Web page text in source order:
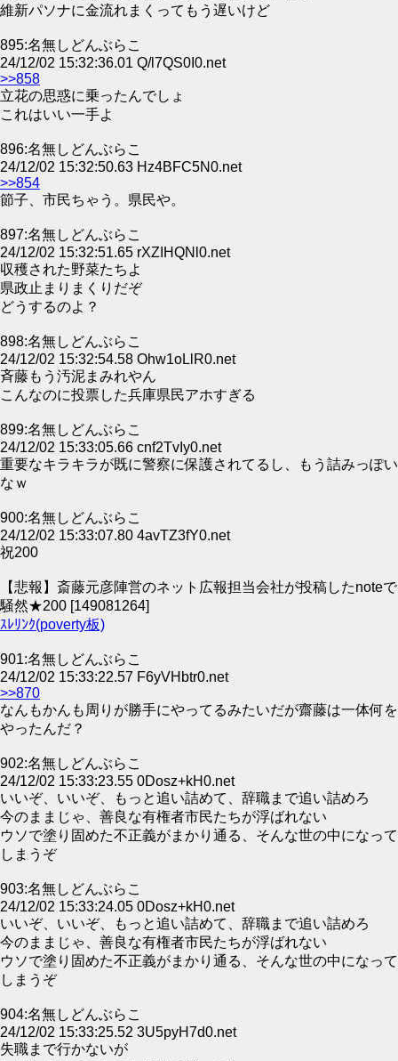
維新パソナに金流れまくってもう遅いけど
895:名無しどんぶらこ
24/12/02 15:32:36.01 Q/l7QS0I0.net
>>858
立花の思惑に乗ったんでしょ
これはいい一手よ
896:名無しどんぶらこ
24/12/02 15:32:50.63 Hz4BFC5N0.net
>>854
節子、市民ちゃう。県民や。
897:名無しどんぶらこ
24/12/02 15:32:51.65 rXZIHQNl0.net
収穫された野菜たちよ
県政止まりまくりだぞ
どうするのよ？
898:名無しどんぶらこ
24/12/02 15:32:54.58 Ohw1oLlR0.net
斉藤もう汚泥まみれやん
こんなのに投票した兵庫県民アホすぎる
899:名無しどんぶらこ
24/12/02 15:33:05.66 cnf2TvIy0.net
重要なキラキラが既に警察に保護されてるし、もう詰みっぽい
なｗ
900:名無しどんぶらこ
24/12/02 15:33:07.80 4avTZ3fY0.net
祝200
【悲報】斎藤元彦陣営のネット広報担当会社が投稿したnoteで
騒然★200 [149081264]
ｽﾚﾘﾝｸ(poverty板)
901:名無しどんぶらこ
24/12/02 15:33:22.57 F6yVHbtr0.net
>>870
なんもかんも周りが勝手にやってるみたいだが齋藤は一体何を
やったんだ？
902:名無しどんぶらこ
24/12/02 15:33:23.55 0Dosz+kH0.net
いいぞ、いいぞ、もっと追い詰めて、辞職まで追い詰めろ
今のままじゃ、善良な有権者市民たちが浮ばれない
ウソで塗り固めた不正義がまかり通る、そんな世の中になって
しまうぞ
903:名無しどんぶらこ
24/12/02 15:33:24.05 0Dosz+kH0.net
いいぞ、いいぞ、もっと追い詰めて、辞職まで追い詰めろ
今のままじゃ、善良な有権者市民たちが浮ばれない
ウソで塗り固めた不正義がまかり通る、そんな世の中になって
しまうぞ
904:名無しどんぶらこ
24/12/02 15:33:25.52 3U5pyH7d0.net
失職まで行かないが